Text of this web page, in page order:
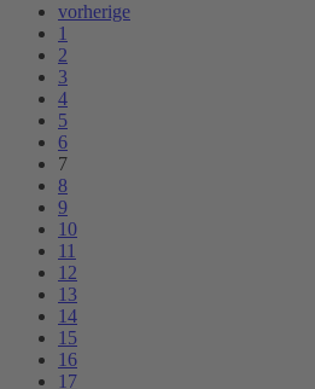
vorherige
1
2
3
4
5
6
7
8
9
10
11
12
13
14
15
16
17